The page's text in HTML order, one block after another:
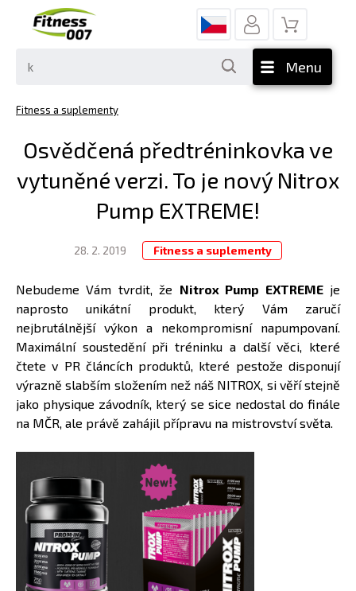
Menu
Fitness a suplementy
Osvědčená předtréninkovka ve
vytuněné verzi. To je nový Nitrox
Pump EXTREME!
28. 2. 2019 Fitness a suplementy
Nebudeme Vám tvrdit, že Nitrox Pump EXTREMEje
naprosto unikátní produkt, který Vám zaručí
nejbrutálnější výkon a nekompromisní napumpovaní.
Maximální soustedění při tréninku a další věci, které
čtete v PR článcích produktů, které pestože disponují
výrazně slabším složením než náš NITROX, si věří stejně
jako physique závodník, který se sice nedostal do finále
na MČR, ale právě zahájil přípravu na mistrovství světa.